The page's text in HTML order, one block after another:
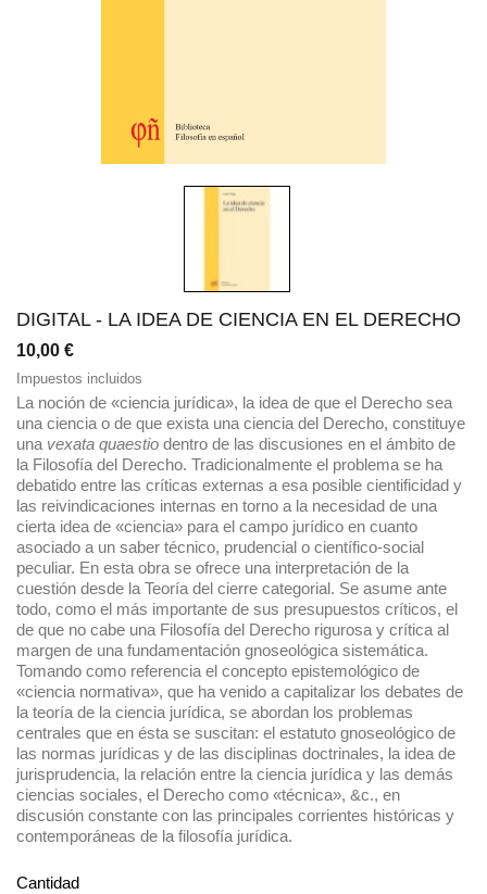
DIGITAL - LA IDEA DE CIENCIA EN EL DERECHO
10,00 €
Impuestos incluidos
La noción de «ciencia jurídica», la idea de que el Derecho sea
una ciencia o de que exista una ciencia del Derecho, constituye
una vexata quaestio dentro de las discusiones en el ámbito de
la Filosofía del Derecho. Tradicionalmente el problema se ha
debatido entre las críticas externas a esa posible cientificidad y
las reivindicaciones internas en torno a la necesidad de una
cierta idea de «ciencia» para el campo jurídico en cuanto
asociado a un saber técnico, prudencial o científico-social
peculiar. En esta obra se ofrece una interpretación de la
cuestión desde la Teoría del cierre categorial. Se asume ante
todo, como el más importante de sus presupuestos críticos, el
de que no cabe una Filosofía del Derecho rigurosa y crítica al
margen de una fundamentación gnoseológica sistemática.
Tomando como referencia el concepto epistemológico de
«ciencia normativa», que ha venido a capitalizar los debates de
la teoría de la ciencia jurídica, se abordan los problemas
centrales que en ésta se suscitan: el estatuto gnoseológico de
las normas jurídicas y de las disciplinas doctrinales, la idea de
jurisprudencia, la relación entre la ciencia jurídica y las demás
ciencias sociales, el Derecho como «técnica», &c., en
discusión constante con las principales corrientes históricas y
contemporáneas de la filosofía jurídica.
Cantidad